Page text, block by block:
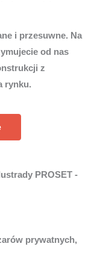
i przesuwne. Na
od nas
z
rynku.
PROSET -
prywatnych,